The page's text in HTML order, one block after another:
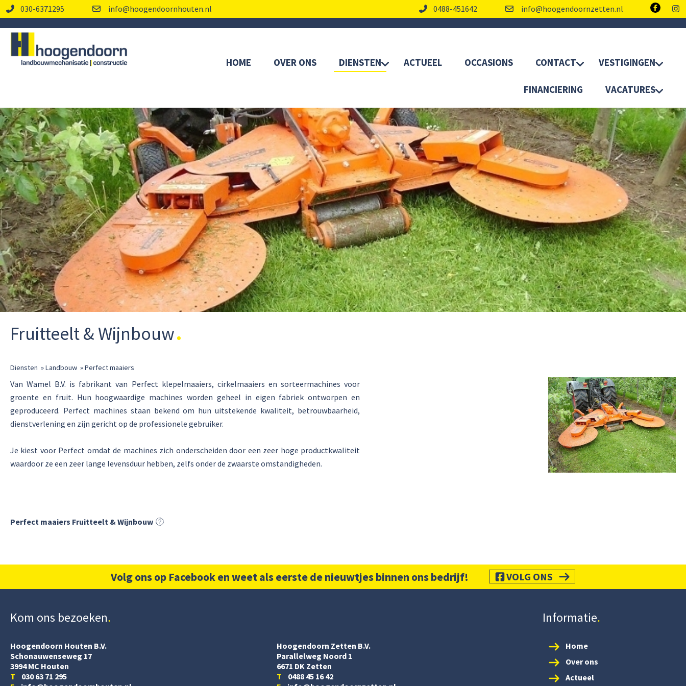
030-6371295 info@hoogendoornhouten.nl 0488-451642 info@hoogendoornzetten.nl
HOME OVER ONS DIENSTEN ACTUEEL OCCASIONS CONTACT VESTIGINGEN
FINANCIERING VACATURES
Fruitteelt & Wijnbouw
Diensten »Landbouw »Perfect maaiers
Van Wamel B.V. is fabrikant van Perfect klepelmaaiers, cirkelmaaiers en sorteermachines voor
groente en fruit. Hun hoogwaardige machines worden geheel in eigen fabriek ontworpen en
geproduceerd. Perfect machines staan bekend om hun uitstekende kwaliteit, betrouwbaarheid,
dienstverlening en zijn gericht op de professionele gebruiker.
Je kiest voor Perfect omdat de machines zich onderscheiden door een zeer hoge productkwaliteit
waardoor ze een zeer lange levensduur hebben, zelfs onder de zwaarste omstandigheden.
Perfect maaiers Fruitteelt & Wijnbouw
Volg ons op Facebook en weet als eerste de nieuwtjes binnen ons bedrijf! VOLG ONS
Kom ons bezoeken
Hoogendoorn Houten B.V.
Schonauwenseweg 17
3994 MC Houten
T 030 63 71 295
Hoogendoorn Zetten B.V.
Parallelweg Noord 1
6671 DK Zetten
T 0488 45 16 42
Informatie
Home
Over ons
Actueel